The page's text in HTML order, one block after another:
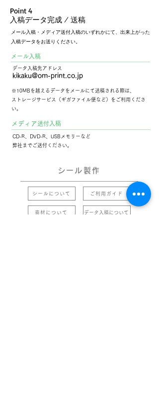
Point 4
入稿データ完成 / 送稿
メール入稿・メディア送付入稿のいずれかにて、出来上がった
入稿データをお送りください。
メール入稿
データ入稿先アドレス
kikaku@om-print.co.jp
※10MBを越えるデータをメールにて送稿される際は、
ストレージサービス（ギガファイル便など）をご利用くださ
い。
メディア​送付入稿
CD-R、DVD-R、USBメモリーなど
弊社までご送付ください。
シール製作
シールについて
素材について
ご利用ガイド
データ入稿について